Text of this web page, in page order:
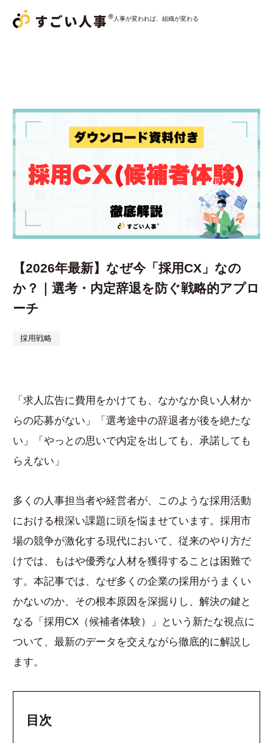
人事が変われば、組織が変わる
すごい人事採用おまかせパック
すごい人事コンサルティング
導入事例
コラム
【2026年最新】なぜ今「採用CX」なの
か？｜選考・内定辞退を防ぐ戦略的アプロ
ーチ
採用戦略
「求人広告に費用をかけても、なかなか良い人材か
らの応募がない」「選考途中の辞退者が後を絶たな
い」「やっとの思いで内定を出しても、承諾しても
らえない」
多くの人事担当者や経営者が、このような採用活動
における根深い課題に頭を悩ませています。採用市
場の競争が激化する現代において、従来のやり方だ
けでは、もはや優秀な人材を獲得することは困難で
す。本記事では、なぜ多くの企業の採用がうまくい
かないのか、その根本原因を深掘りし、解決の鍵と
なる「採用CX（候補者体験）」という新たな視点に
ついて、最新のデータを交えながら徹底的に解説し
ます。
目次